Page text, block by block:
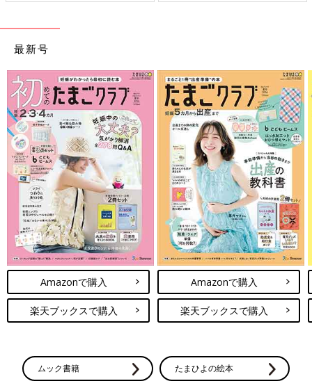
たたんだ敷布団や毛布の上に、やわらかい掛け布団を乗せて。マ
マはそばで見守って、赤ちゃんにそこで自由に遊ばせましょう。
飛び込んだり、登ったり、滑り降りたりして、全身を使ったダイ
ナミックな遊びができるので、外遊びができなくてため込んだパ
ワーを発散することができます。
「赤ちゃんに遊んでもらいたい！」とおもちゃを買っても、興味
布にやさしいし、物も増えないし、いいことずくめ！ 「外には
行けないし、今日は家の中で赤ちゃんと何して過ごそう…」と思
最新号
Amazonで購入
楽天ブックスで購入
Amazonで購入
楽天ブックスで購入
ムック書籍 たまひよの絵本